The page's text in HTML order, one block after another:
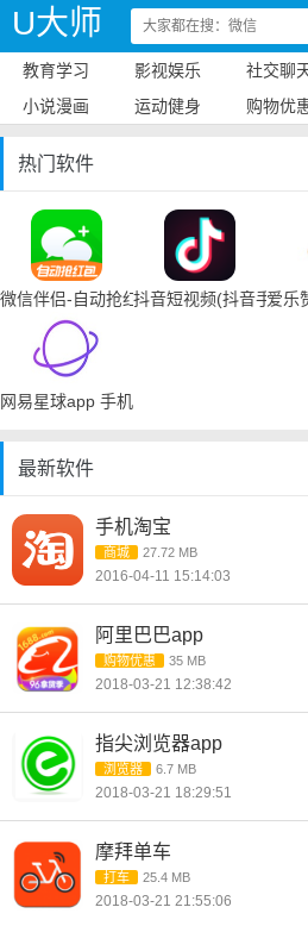
U大师
教育学习 影视娱乐 社交聊
小说漫画
运动健身 购物优
热门软件
微信伴侣-自动抢红包抖音短视频(抖音手机
爱乐
网易星球app 手机下载
最新软件
手机淘宝
商城 27.72 MB
2016-04-11 15:14:03
阿里巴巴app
购物优惠 35 MB
2018-03-21 12:38:42
指尖浏览器app
浏览器 6.7 MB
2018-03-21 18:29:51
摩拜单车
打车 25.4 MB
2018-03-21 21:55:06